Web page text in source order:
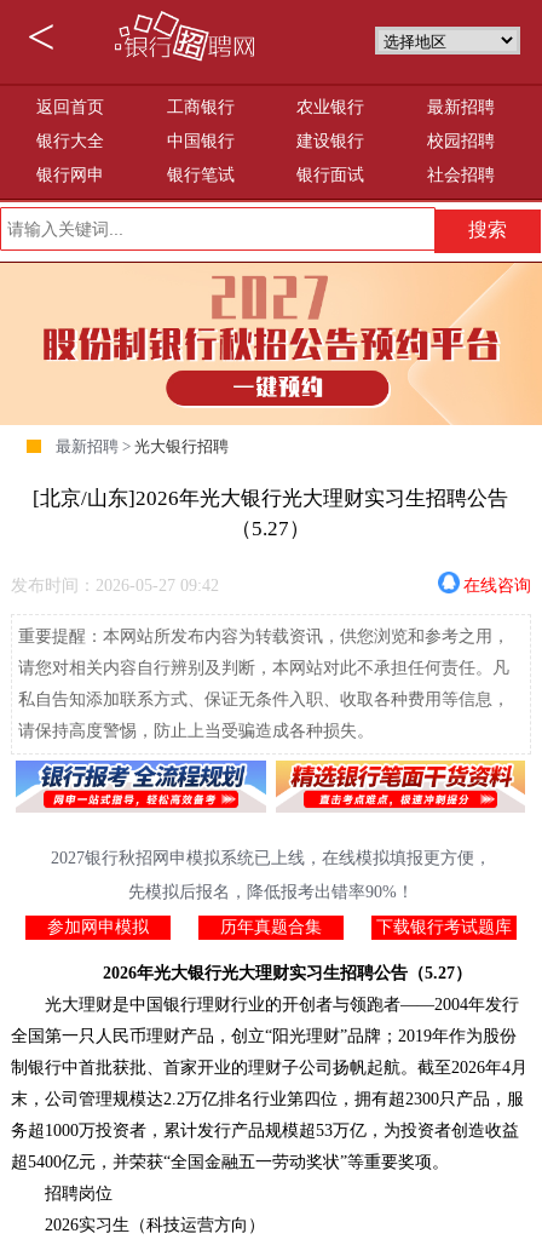
<
返回首页 工商银行 农业银行
最新招聘
银行大全
中国银行 建设银行
校园招聘
银行网申
银行笔试 银行面试 社会招聘
最新招聘 >光大银行招聘
[北京/山东]2026年光大银行光大理财实习生招聘公告
（5.27）
发布时间：2026-05-27 09:42 在线咨询
重要提醒：本网站所发布内容为转载资讯，供您浏览和参考之用，
请您对相关内容自行辨别及判断，本网站对此不承担任何责任。凡
私自告知添加联系方式、保证无条件入职、收取各种费用等信息，
请保持高度警惕，防止上当受骗造成各种损失。
2027银行秋招网申模拟系统已上线，在线模拟填报更方便，
先模拟后报名，降低报考出错率90%！
参加网申模拟
历年真题合集 下载银行考试题库
2026年光大银行光大理财实习生招聘公告（5.27）
光大理财是中国银行理财行业的开创者与领跑者——2004年发行
全国第一只人民币理财产品，创立“阳光理财”品牌；2019年作为股份
制银行中首批获批、首家开业的理财子公司扬帆起航。截至2026年4月
末，公司管理规模达2.2万亿排名行业第四位，拥有超2300只产品，服
务超1000万投资者，累计发行产品规模超53万亿，为投资者创造收益
超5400亿元，并荣获“全国金融五一劳动奖状”等重要奖项。
招聘岗位
2026实习生（科技运营方向）